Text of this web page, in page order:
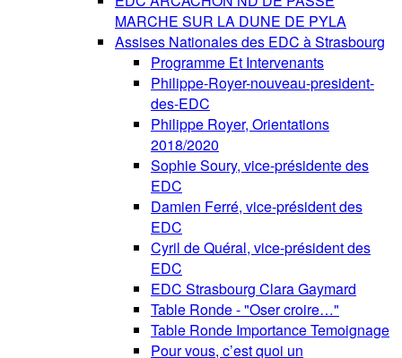
MARCHE SUR LA DUNE DE PYLA
Assises Nationales des EDC à Strasbourg
Programme Et Intervenants
Philippe-Royer-nouveau-president-
des-EDC
Philippe Royer, Orientations
2018/2020
Sophie Soury, vice-présidente des
EDC
Damien Ferré, vice-président des
EDC
Cyril de Quéral, vice-président des
EDC
EDC Strasbourg Clara Gaymard
Table Ronde - "Oser croire…"
Table Ronde Importance Temoignage
Pour vous, c’est quoi un